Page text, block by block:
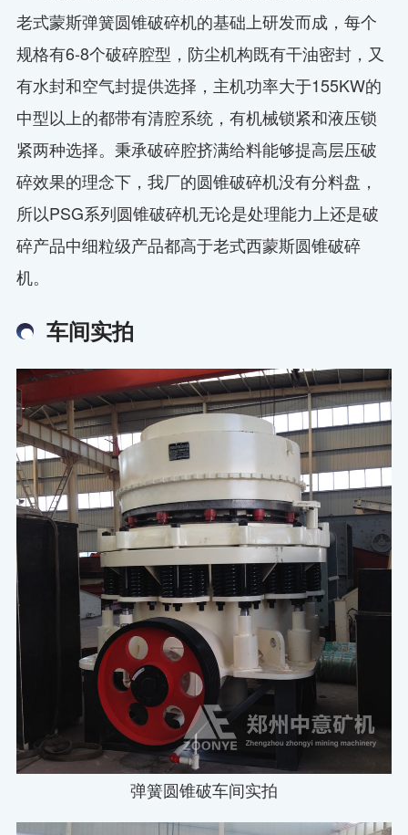
老式蒙斯弹簧圆锥破碎机的基础上研发而成，每个
规格有6-8个破碎腔型，防尘机构既有干油密封，又
有水封和空气封提供选择，主机功率大于155KW的
中型以上的都带有清腔系统，有机械锁紧和液压锁
紧两种选择。秉承破碎腔挤满给料能够提高层压破
碎效果的理念下，我厂的圆锥破碎机没有分料盘，
所以PSG系列圆锥破碎机无论是处理能力上还是破
碎产品中细粒级产品都高于老式西蒙斯圆锥破碎
机。
车间实拍
弹簧圆锥破车间实拍